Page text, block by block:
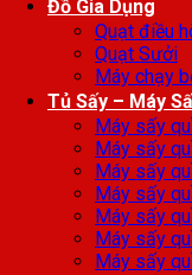
Đồ Gia Dụng
Quạt điều
Quạt Sưởi
Máy chạy
Tủ Sấy – Máy
Máy sấy
Máy sấy
Máy sấy
Máy sấy
Máy sấy
Máy sấy
Máy sấy